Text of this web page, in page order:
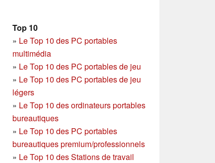
Top 10
» Le Top 10 des PC portables
multimédia
» Le Top 10 des PC portables de jeu
» Le Top 10 des PC portables de jeu
légers
» Le Top 10 des ordinateurs portables
bureautiques
» Le Top 10 des PC portables
bureautiques premium/professionnels
» Le Top 10 des Stations de travail